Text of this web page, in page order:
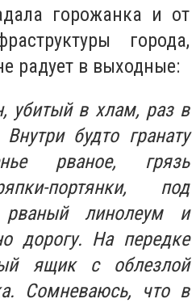
горожанка и от
города,
радует в выходные:
убитый в хлам, раз в
будто гранату
рваное, грязь
портянки, под
рваный линолеум и
дорогу. На передке
ящик с облезлой
Сомневаюсь, что в